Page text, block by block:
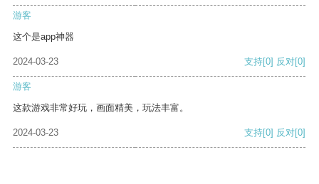
游客
这个是app神器
2024-03-23 支持[0] 反对[0]
游客
这款游戏非常好玩，画面精美，玩法丰富。
2024-03-23 支持[0] 反对[0]